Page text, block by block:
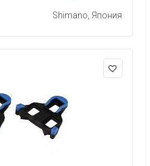
Shimano, Япония